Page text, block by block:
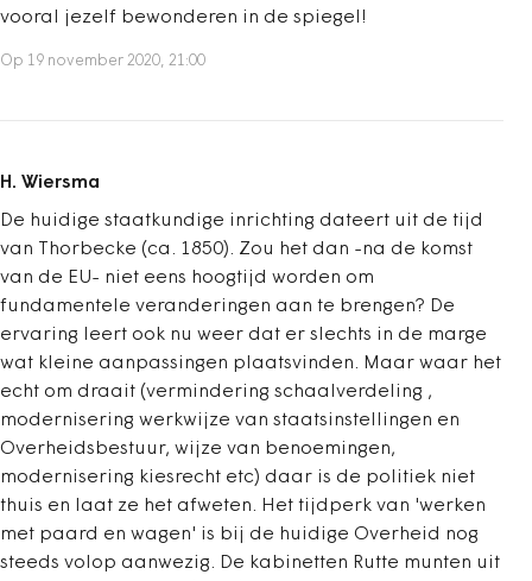
vooral jezelf bewonderen in de spiegel!
Op 19 november 2020, 21:00
H. Wiersma
De huidige staatkundige inrichting dateert uit de tijd
van Thorbecke (ca. 1850). Zou het dan -na de komst
van de EU- niet eens hoogtijd worden om
fundamentele veranderingen aan te brengen? De
ervaring leert ook nu weer dat er slechts in de marge
wat kleine aanpassingen plaatsvinden. Maar waar het
echt om draait (vermindering schaalverdeling ,
modernisering werkwijze van staatsinstellingen en
Overheidsbestuur, wijze van benoemingen,
modernisering kiesrecht etc) daar is de politiek niet
thuis en laat ze het afweten. Het tijdperk van 'werken
met paard en wagen' is bij de huidige Overheid nog
steeds volop aanwezig. De kabinetten Rutte munten uit